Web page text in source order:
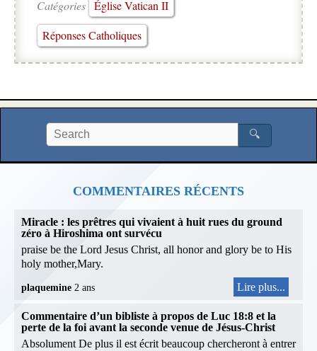
Catégories Église Vatican II
Réponses Catholiques
🔍
COMMENTAIRES RÉCENTS
Miracle : les prêtres qui vivaient à huit rues du ground
zéro à Hiroshima ont survécu
praise be the Lord Jesus Christ, all honor and glory be to His
holy mother,Mary.
plaquemine 2 ans Lire plus...
Commentaire d’un bibliste à propos de Luc 18:8 et la
perte de la foi avant la seconde venue de Jésus-Christ
Absolument De plus il est écrit beaucoup chercheront à entrer